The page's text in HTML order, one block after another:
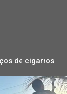
de cigarros